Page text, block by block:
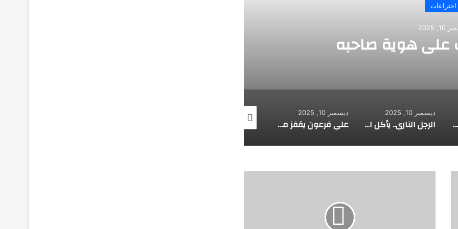
اختراعات
2025
هوية صاحبه
طفل مصري يخرج قصاصات الورق من أنفه وفمه
ديسمبر 10, 2025
الرجل الناري.. يأكل الجمر ويثني الحديد بأسنانه
ديسمبر 10, 2025
علي فرعون يقفز من الطابق العشرين ويأكل النار ويحطم سورا
ديسمبر 10, 2025